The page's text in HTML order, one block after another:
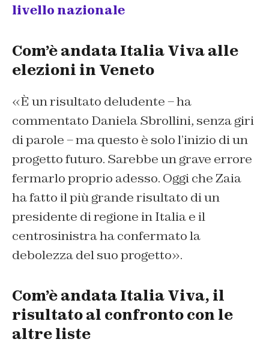
livello nazionale
Com’è andata Italia Viva alle
elezioni in Veneto
«È un risultato deludente – ha
commentato Daniela Sbrollini, senza giri
di parole – ma questo è solo l’inizio di un
progetto futuro. Sarebbe un grave errore
fermarlo proprio adesso. Oggi che Zaia
ha fatto il più grande risultato di un
presidente di regione in Italia e il
centrosinistra ha confermato la
debolezza del suo progetto».
Com’è andata Italia Viva, il
risultato al confronto con le
altre liste